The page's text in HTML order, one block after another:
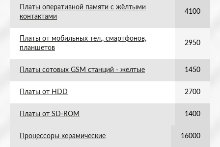
Платы оперативной памяти с жёлтыми
контактами
4100
Платы от мобильных тел., смартфонов,
планшетов
2950
Платы сотовых GSM станций - желтые 1450
Платы от HDD 2700
Платы от SD-ROM 1400
Процессоры керамические 16000